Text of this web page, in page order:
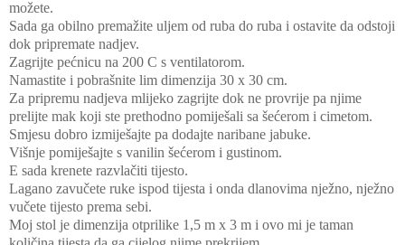
možete.
Sada ga obilno premažite uljem od ruba do ruba i ostavite da odstoji
dok pripremate nadjev.
Zagrijte pećnicu na 200 C s ventilatorom.
Namastite i pobrašnite lim dimenzija 30 x 30 cm.
Za pripremu nadjeva mlijeko zagrijte dok ne provrije pa njime
prelijte mak koji ste prethodno pomiješali sa šećerom i cimetom.
Smjesu dobro izmiješajte pa dodajte naribane jabuke.
Višnje pomiješajte s vanilin šećerom i gustinom.
E sada krenete razvlačiti tijesto.
Lagano zavučete ruke ispod tijesta i onda dlanovima nježno, nježno
vučete tijesto prema sebi.
Moj stol je dimenzija otprilike 1,5 m x 3 m i ovo mi je taman